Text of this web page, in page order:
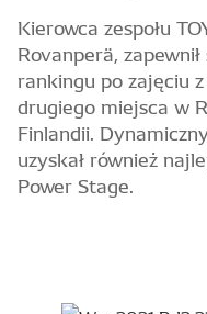
Kierowca zespołu
Rovanperä,
rankingu po zajęciu
drugiego miejsca w
Finlandii.
uzyskał również
Power Stage.